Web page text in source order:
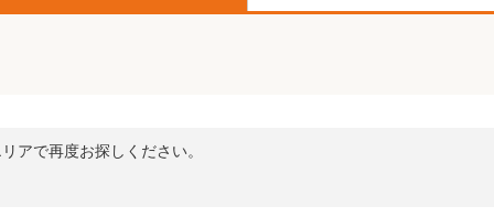
アで再度お探しください。